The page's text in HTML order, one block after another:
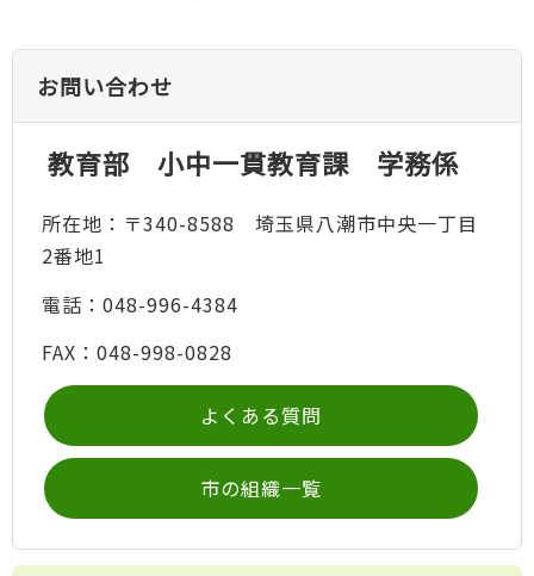
お問い合わせ
教育部 小中一貫教育課 学務係
所在地：〒340-8588 埼玉県八潮市中央一丁目
2番地1
電話：048-996-4384
FAX：048-998-0828
よくある質問
市の組織一覧